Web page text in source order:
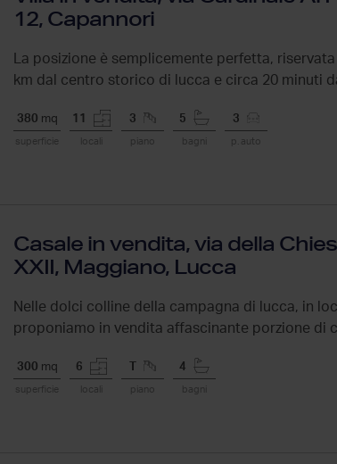
12, Capannori
La posizione è semplicemente perfetta,
km dal centro storico di lucca e circa 20 minuti
380 mq
superficie
11
locali
3
piano
5
bagni
3
p. auto
Casale in vendita, via della
XXII, Maggiano, Lucca
Nelle dolci colline della campagna di lucca, in
proponiamo in vendita affascinante porzione di
300 mq
superficie
6
locali piano
4
bagni